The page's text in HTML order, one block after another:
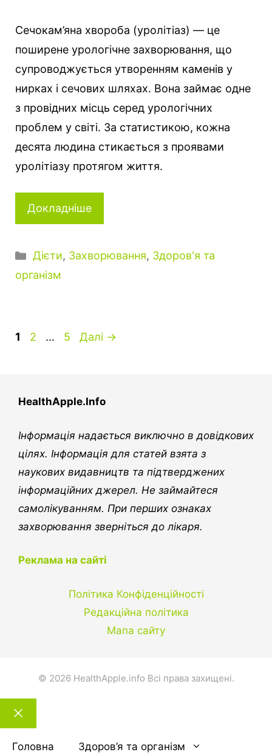
Сечокам’яна хвороба (уролітіаз) — це
поширене урологічне захворювання, що
супроводжується утворенням каменів у
нирках і сечових шляхах. Вона займає одне
з провідних місць серед урологічних
проблем у світі. За статистикою, кожна
десята людина стикається з проявами
уролітіазу протягом життя.
Докладніше
К
а
о
Дієти, Захворювання, Здоров'я та
організм
С
р
н
к
а
1
С
н
к
а
2 …
С
н
к
а
5 Далі →
HealthApple.Info
Інформація надається виключно в довідкових
цілях. Інформація для статей взята з
наукових видавництв та підтверджених
інформаційних джерел. Не займайтеся
самолікуванням. При перших ознаках
захворювання зверніться до лікаря.
Реклама на сайті
Політика Конфіденційності
Редакційна політика
Мапа сайту
© 2026 HealthApple.info Всі права захищені.
Закрити
тему
Головна Здоров’я та організм